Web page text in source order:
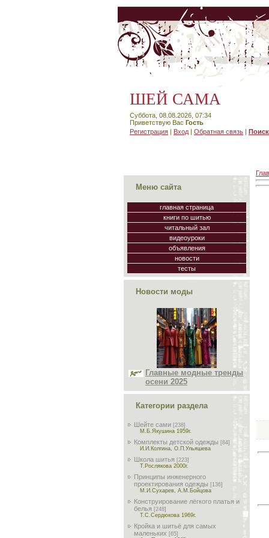
ШЕЙ САМА
Суббота, 08.08.2026, 07:34
Приветствую Вас Гость
Регистрация | Вход | Обратная связь |
Меню сайта
главная страница
книги по шитью
читальный зал
видеоуроки
объявления
новости
тесты
Новости моды
Главные модные тренды
осени 2025
Категории раздела
Шейте сами [238]
М.Б.Якушина 1959г.
Комплекты детской одежды [84]
И.И.Колгина, О.П.Ульяшева
Школа шитья [223]
Т.Рослякова 2000г.
Принципы инженерного
проектирования одежды [136]
М.И.Сухарев, А.М.Бойцова
Конструирование лёгкого платья и
белья [248]
Т.С.Сердюкова 1969г.
Кройка и шитьё для самых
маленьких [65]